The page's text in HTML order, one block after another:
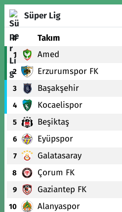
Süper Lig
# Takım
1 Amed
2 Erzurumspor FK
3 Başakşehir
4 Kocaelispor
5 Beşiktaş
6 Eyüpspor
7 Galatasaray
8 Çorum FK
9 Gaziantep FK
10 Alanyaspor